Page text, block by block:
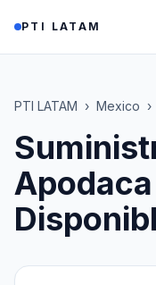
PTI LATAM
PTI LATAM › Mexico ›
Apodaca